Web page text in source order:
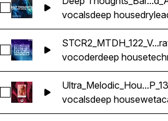
Sélectionnez Deep
vocalsdeep housedry
Sélectionnez
vocoderdeep house
Sélectionnez
vocalsdeep housewet